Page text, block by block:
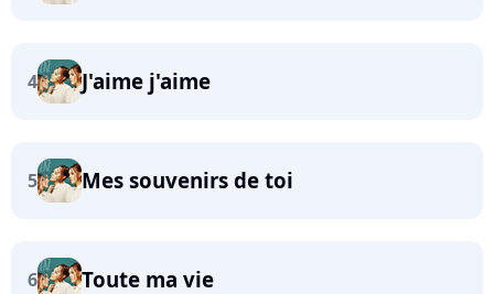
4 J'aime j'aime
5 Mes souvenirs de toi
6 Toute ma vie